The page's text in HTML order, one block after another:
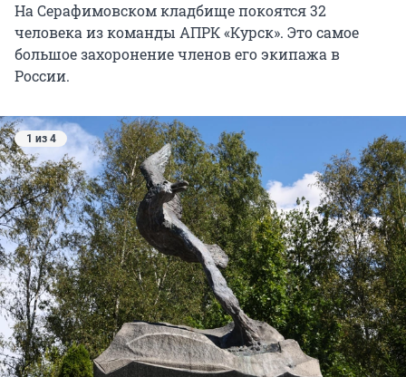
На Серафимовском кладбище покоятся 32
человека из команды АПРК «Курск». Это самое
большое захоронение членов его экипажа в
России.
1 из 4